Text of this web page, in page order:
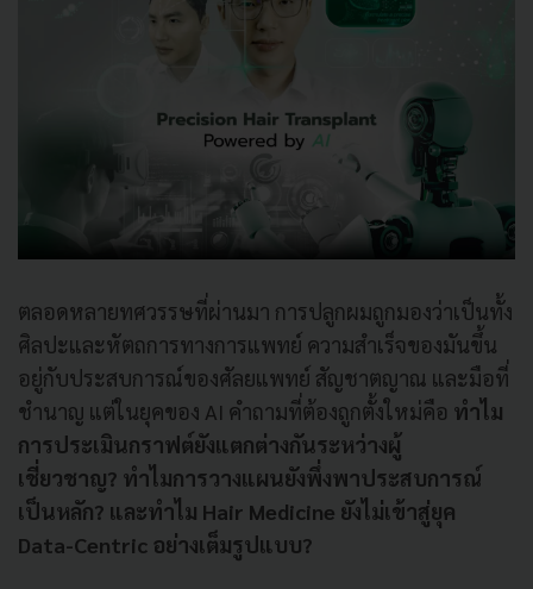
ตลอดหลายทศวรรษที่ผ่านมา การปลูกผมถูกมองว่าเป็นทั้ง
ศิลปะและหัตถการทางการแพทย์ ความสำเร็จของมันขึ้น
อยู่กับประสบการณ์ของศัลยแพทย์ สัญชาตญาณ และมือที่
ชำนาญ แต่ในยุคของ AI คำถามที่ต้องถูกตั้งใหม่คือ ทำไม
การประเมินกราฟต์ยังแตกต่างกันระหว่างผู้
เชี่ยวชาญ? ทำไมการวางแผนยังพึ่งพาประสบการณ์
เป็นหลัก? และทำไม Hair Medicine ยังไม่เข้าสู่ยุค
Data-Centric อย่างเต็มรูปแบบ?